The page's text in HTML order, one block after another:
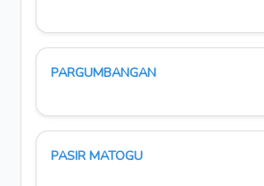
PARGUMBANGAN
PASIR MATOGU